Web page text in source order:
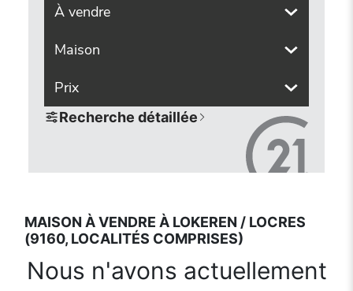
À vendre
Maison
Prix
Recherche détaillée
MAISON À VENDRE À LOKEREN / LOCRES
(9160, LOCALITÉS COMPRISES)
Nous n'avons actuellement